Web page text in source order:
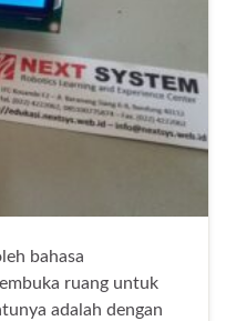
bahasa
ruang untuk
adalah dengan